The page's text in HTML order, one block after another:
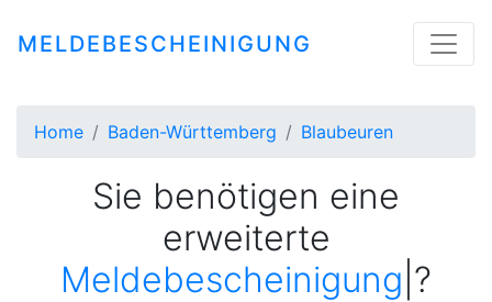
MELDEBESCHEINIGUNG
Home Baden-Württemberg Blaubeuren
Sie benötigen eine
erweiterte
Meldebescheinigung ?